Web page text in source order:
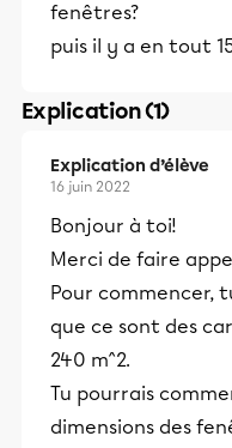
fenêtres?
puis il y a en tout
Explication (1)
Explication d’élève
16 juin 2022
Bonjour à toi!
Merci de faire
Pour commencer,
que ce sont des
240 m^2.
Tu pourrais
dimensions des